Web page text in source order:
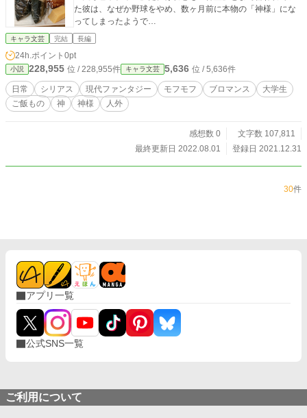
た彼は、なぜか野球をやめ、数ヶ月前に本物の「神様」にな
ってしまったようで…
キャラ文芸 完結 長編
24h.ポイント 0pt
小説 228,955 位 / 228,955件 キャラ文芸 5,636 位 / 5,636件
日常 シリアス 現代ファンタジー モフモフ ブロマンス
大学生
ご飯もの
神 神様 人外
感想数 0
文字数 107,811
最終更新日 2022.08.01
登録日 2021.12.31
30件
アプリ一覧
公式SNS一覧
ご利用について